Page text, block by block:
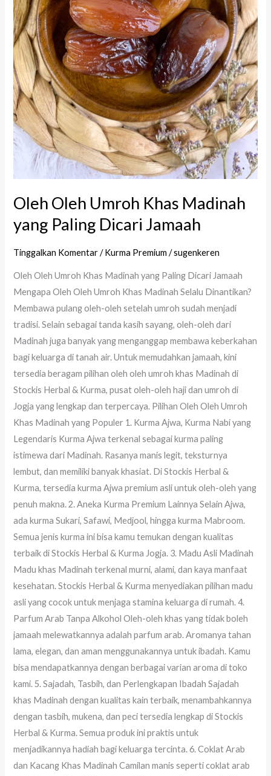
Oleh Oleh Umroh Khas Madinah
yang Paling Dicari Jamaah
Tinggalkan Komentar /Kurma Premium /sugenkeren
Oleh Oleh Umroh Khas Madinah yang Paling Dicari Jamaah
Mengapa Oleh Oleh Umroh Khas Madinah Selalu Dinantikan?
Membawa pulang oleh-oleh setelah umroh sudah menjadi
tradisi. Selain sebagai tanda kasih sayang, oleh-oleh dari
Madinah juga banyak yang menganggap membawa keberkahan
bagi keluarga di tanah air. Untuk memudahkan jamaah, kini
tersedia beragam pilihan oleh oleh umroh khas Madinah di
Stockis Herbal & Kurma, pusat oleh-oleh haji dan umroh di
Jogja yang lengkap dan terpercaya. Pilihan Oleh Oleh Umroh
Khas Madinah yang Populer 1. Kurma Ajwa, Kurma Nabi yang
Legendaris Kurma Ajwa terkenal sebagai kurma paling
istimewa dari Madinah. Rasanya manis legit, teksturnya
lembut, dan memiliki banyak khasiat. Di Stockis Herbal &
Kurma, tersedia kurma Ajwa premium asli untuk oleh-oleh yang
penuh makna. 2. Aneka Kurma Premium Lainnya Selain Ajwa,
ada kurma Sukari, Safawi, Medjool, hingga kurma Mabroom.
Semua jenis kurma ini bisa kamu temukan dengan kualitas
terbaik di Stockis Herbal & Kurma Jogja. 3. Madu Asli Madinah
Madu khas Madinah terkenal murni, alami, dan kaya manfaat
kesehatan. Stockis Herbal & Kurma menyediakan pilihan madu
asli yang cocok untuk menjaga stamina keluarga di rumah. 4.
Parfum Arab Tanpa Alkohol Oleh-oleh khas yang tidak boleh
jamaah melewatkannya adalah parfum arab. Aromanya tahan
lama, elegan, dan aman menggunakannya untuk ibadah. Kamu
bisa mendapatkannya dengan berbagai varian aroma di toko
kami. 5. Sajadah, Tasbih, dan Perlengkapan Ibadah Sajadah
khas Madinah dengan kualitas kain terbaik, menambahkannya
dengan tasbih, mukena, dan peci tersedia lengkap di Stockis
Herbal & Kurma. Semua produk ini praktis untuk
menjadikannya hadiah bagi keluarga tercinta. 6. Coklat Arab
dan Kacang Khas Madinah Camilan manis seperti coklat arab